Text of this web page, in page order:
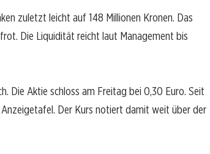
zuletzt leicht auf 148 Millionen Kronen. Das
Die Liquidität reicht laut Management bis
Die Aktie schloss am Freitag bei 0,30 Euro. Seit
Der Kurs notiert damit weit über der